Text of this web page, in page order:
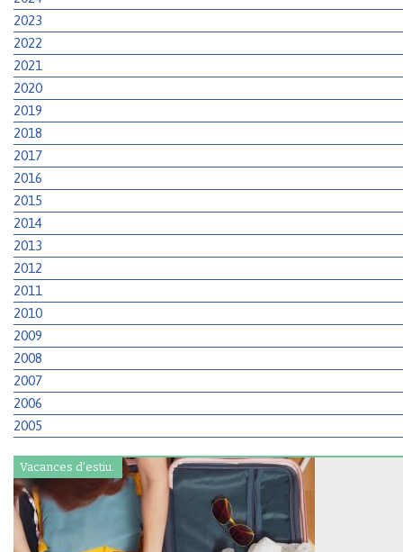
2023
2022
2021
2020
2019
2018
2017
2016
2015
2014
2013
2012
2011
2010
2009
2008
2007
2006
2005
Vacances d'estiu.